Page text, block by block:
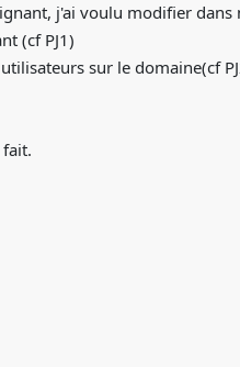
j'ai voulu modifier dans
(cf PJ1)
sur le domaine(cf PJ2)